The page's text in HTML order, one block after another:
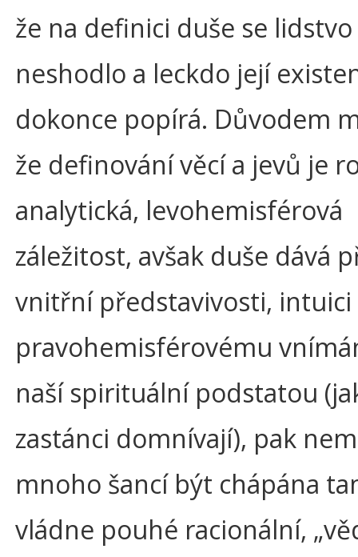
že na definici duše se
neshodlo a leckdo její
dokonce popírá. Důvodem
že definování věcí a jevů je
analytická, levohemisférová
záležitost, avšak duše dává
vnitřní představivosti, intuici
pravohemisférovému
naší spirituální podstatou
zastánci domnívají), pak
mnoho šancí být chápána
vládne pouhé racionální,